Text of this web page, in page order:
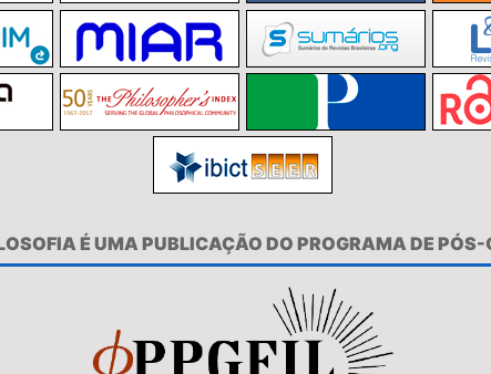
É UMA PUBLICAÇÃO DO PROGRAMA DE